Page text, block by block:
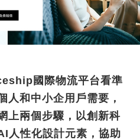
國際物流平台看準
人和中小企用戶需要，
上兩個步驟，以創新科
人性化設計元素，協助